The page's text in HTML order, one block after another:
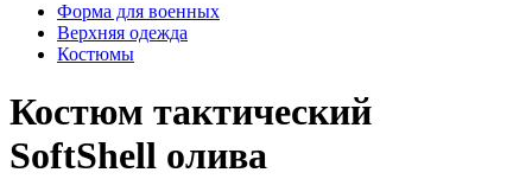
Форма для военных
Верхняя одежда
Костюмы
Костюм тактический
SoftShell олива